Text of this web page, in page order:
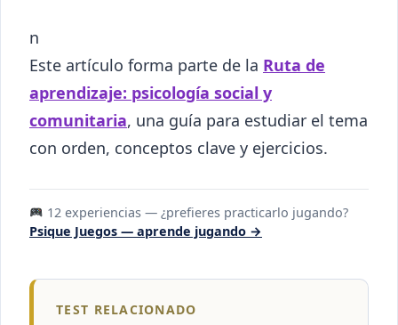
n
Este artículo forma parte de la Ruta de
aprendizaje: psicología social y
comunitaria, una guía para estudiar el tema
con orden, conceptos clave y ejercicios.
12 experiencias — ¿prefieres practicarlo jugando?
Psique Juegos — aprende jugando →
TEST RELACIONADO